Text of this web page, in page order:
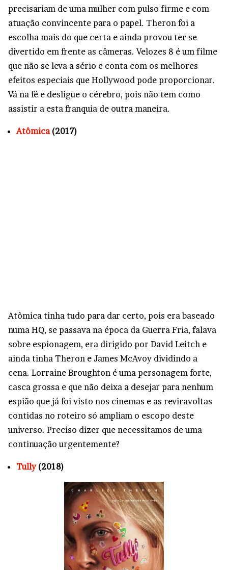
precisariam de uma mulher com pulso firme e com
atuação convincente para o papel. Theron foi a
escolha mais do que certa e ainda provou ter se
divertido em frente as câmeras. Velozes 8 é um filme
que não se leva a sério e conta com os melhores
efeitos especiais que Hollywood pode proporcionar.
Vá na fé e desligue o cérebro, pois não tem como
assistir a esta franquia de outra maneira.
Atômica(2017)
Atômica tinha tudo para dar certo, pois era baseado
numa HQ, se passava na época da Guerra Fria, falava
sobre espionagem, era dirigido por David Leitch e
ainda tinha Theron e James McAvoy dividindo a
cena. Lorraine Broughton é uma personagem forte,
casca grossa e que não deixa a desejar para nenhum
espião que já foi visto nos cinemas e as reviravoltas
contidas no roteiro só ampliam o escopo deste
universo. Preciso dizer que necessitamos de uma
continuação urgentemente?
Tully(2018)